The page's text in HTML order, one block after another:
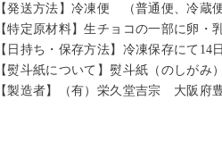
【発送方法】冷凍便 （普通便、冷蔵
【特定原材料】生チョコの一部に卵・
【日持ち・保存方法】冷凍保存にて
【熨斗紙について】熨斗紙（のしが
【製造者】（有）栄久堂吉宗 大阪府